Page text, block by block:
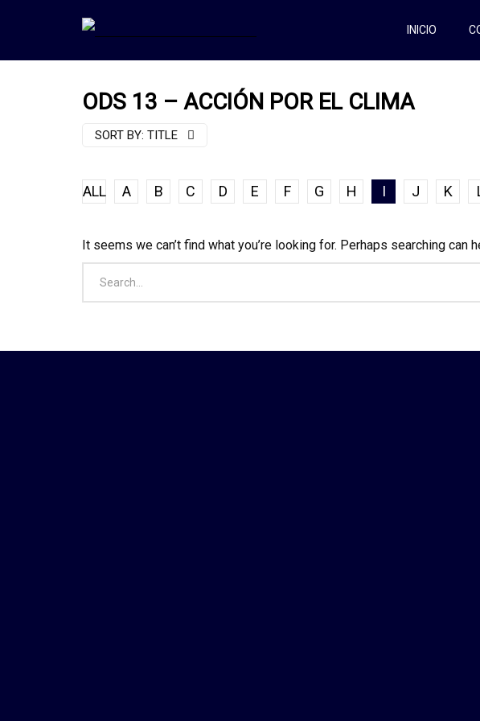
INICIO
ODS 13 – ACCIÓN POR EL CLIMA
SORT BY: TITLE
ALL A B C D E F G H I J K
It seems we can’t find what you’re looking for. Perhaps searching can